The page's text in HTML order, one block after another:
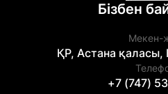
Бізбен
Мекен-
ҚР, Астана
+7 (747)